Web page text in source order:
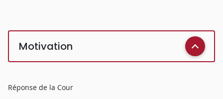
Motivation
Réponse de la Cour